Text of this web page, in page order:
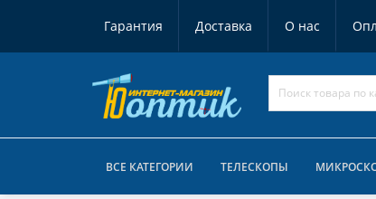
Гарантия Доставка О нас
ВСЕ КАТЕГОРИИ ТЕЛЕСКОПЫ